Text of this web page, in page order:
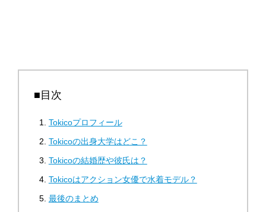
■目次
Tokicoプロフィール
Tokicoの出身大学はどこ？
Tokicoの結婚歴や彼氏は？
Tokicoはアクション女優で水着モデル？
最後のまとめ